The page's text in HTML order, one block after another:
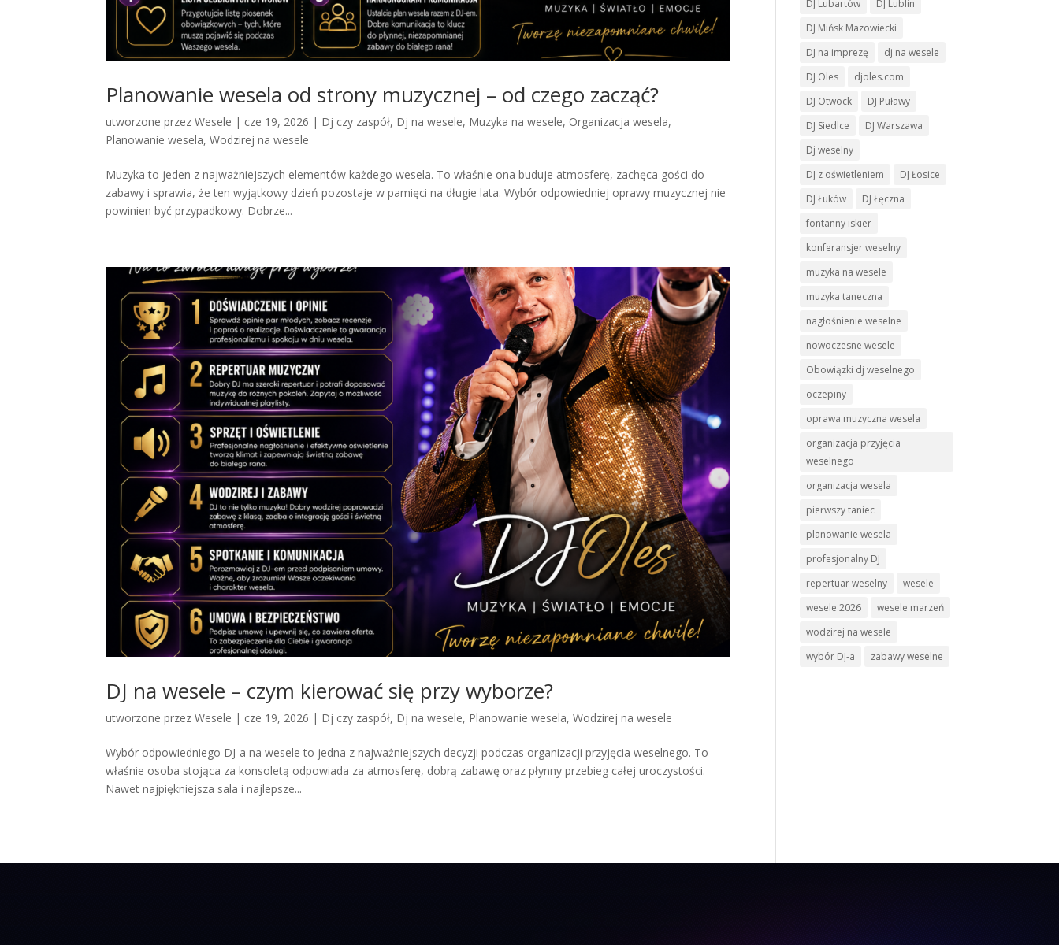
Planowanie wesela od strony muzycznej – od czego zacząć?
utworzone przezWesele | cze 19, 2026 | Dj czy zaspół, Dj na wesele, Muzyka na wesele, Organizacja wesela,
Planowanie wesela,Wodzirej na wesele
Muzyka to jeden z najważniejszych elementów każdego wesela. To właśnie ona buduje atmosferę, zachęca gości do
zabawy i sprawia, że ten wyjątkowy dzień pozostaje w pamięci na długie lata. Wybór odpowiedniej oprawy muzycznej nie
powinien być przypadkowy. Dobrze...
DJ na wesele – czym kierować się przy wyborze?
utworzone przezWesele | cze 19, 2026 | Dj czy zaspół, Dj na wesele, Planowanie wesela,Wodzirej na wesele
Wybór odpowiedniego DJ-a na wesele to jedna z najważniejszych decyzji podczas organizacji przyjęcia weselnego. To
właśnie osoba stojąca za konsoletą odpowiada za atmosferę, dobrą zabawę oraz płynny przebieg całej uroczystości.
Nawet najpiękniejsza sala i najlepsze...
DJ Lubartów
DJ Lublin
DJ Mińsk Mazowiecki
DJ na imprezę
dj na wesele
DJ Oles
djoles.com
DJ Otwock
DJ Puławy
DJ Siedlce
DJ Warszawa
Dj weselny
DJ z oświetleniem
DJ Łosice
DJ Łuków
DJ Łęczna
fontanny iskier
konferansjer weselny
muzyka na wesele
muzyka taneczna
nagłośnienie weselne
nowoczesne wesele
Obowiązki dj weselnego
oczepiny
oprawa muzyczna wesela
organizacja przyjęcia
weselnego
organizacja wesela
pierwszy taniec
planowanie wesela
profesjonalny DJ
repertuar weselny
wesele
wesele 2026
wesele marzeń
wodzirej na wesele
wybór DJ-a
zabawy weselne